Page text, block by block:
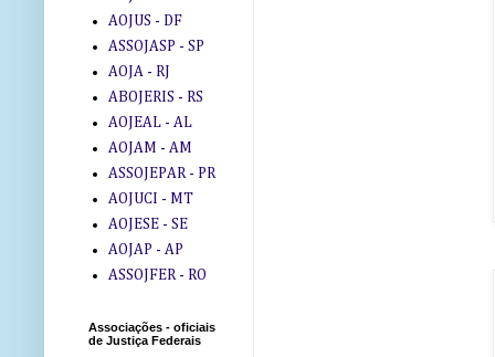
AOJUS - DF
ASSOJASP - SP
AOJA - RJ
ABOJERIS - RS
AOJEAL - AL
AOJAM - AM
ASSOJEPAR - PR
AOJUCI - MT
AOJESE - SE
AOJAP - AP
ASSOJFER - RO
Associações - oficiais
de Justiça Federais